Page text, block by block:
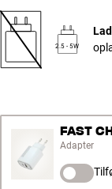
2.5 - 5W
FAST
Adapter